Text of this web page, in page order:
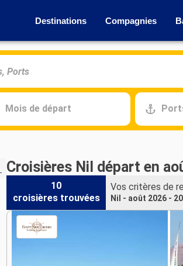
Destinations Compagnies
Mois de départ
Croisières Nil départ en
10
croisières trouvées
Vos critères de
Nil - août 2026 -